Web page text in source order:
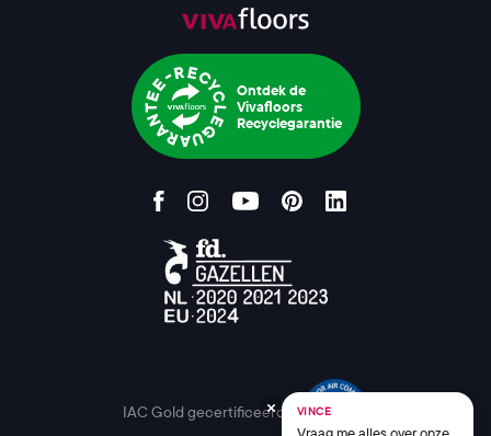
Ontdek de
Vivafloors
Recyclegarantie
IAC Gold gecertificeerd VINCE